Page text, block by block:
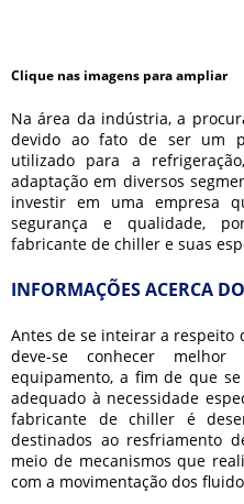
Clique nas imagens para ampliar
Na área da indústria, a
devido ao fato de ser um
utilizado para a
adaptação em diversos
investir em uma empresa
segurança e qualidade,
fabricante de chiller e suas
INFORMAÇÕES ACERCA
Antes de se inteirar a respeito
deve-se conhecer
equipamento, a fim de que
adequado à necessidade
fabricante de chiller é
destinados ao resfriamento
meio de mecanismos que
com a movimentação dos